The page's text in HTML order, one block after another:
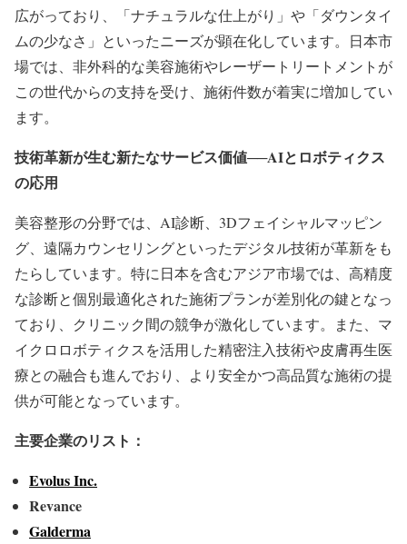
広がっており、「ナチュラルな仕上がり」や「ダウンタイ
ムの少なさ」といったニーズが顕在化しています。日本市
場では、非外科的な美容施術やレーザートリートメントが
この世代からの支持を受け、施術件数が着実に増加してい
ます。
技術革新が生む新たなサービス価値──AIとロボティクス
の応用
美容整形の分野では、AI診断、3Dフェイシャルマッピン
グ、遠隔カウンセリングといったデジタル技術が革新をも
たらしています。特に日本を含むアジア市場では、高精度
な診断と個別最適化された施術プランが差別化の鍵となっ
ており、クリニック間の競争が激化しています。また、マ
イクロロボティクスを活用した精密注入技術や皮膚再生医
療との融合も進んでおり、より安全かつ高品質な施術の提
供が可能となっています。
主要企業のリスト：
Evolus Inc.
Revance
Galderma